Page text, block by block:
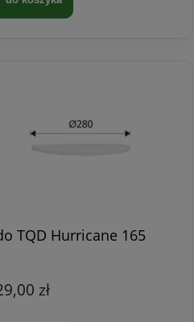
TQD Hurricane 165
zł